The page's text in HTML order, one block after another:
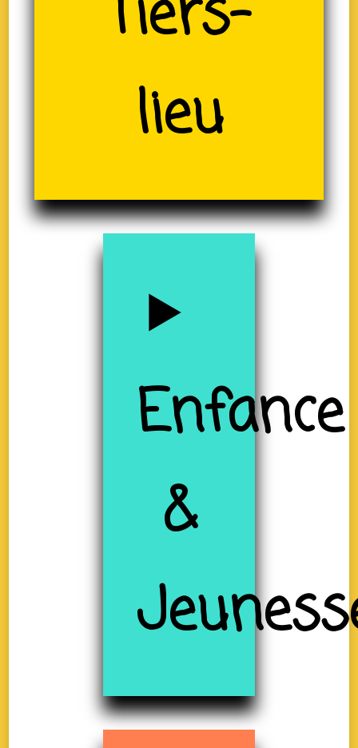
(19)
Tiers-
lieu
Enfance
&